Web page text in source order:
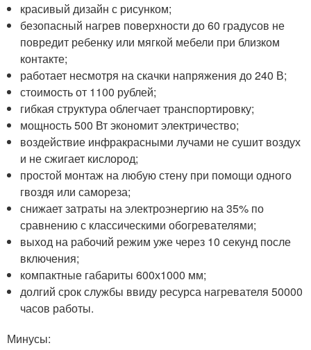
красивый дизайн с рисунком;
безопасный нагрев поверхности до 60 градусов не
повредит ребенку или мягкой мебели при близком
контакте;
работает несмотря на скачки напряжения до 240 В;
стоимость от 1100 рублей;
гибкая структура облегчает транспортировку;
мощность 500 Вт экономит электричество;
воздействие инфракрасными лучами не сушит воздух
и не сжигает кислород;
простой монтаж на любую стену при помощи одного
гвоздя или самореза;
снижает затраты на электроэнергию на 35% по
сравнению с классическими обогревателями;
выход на рабочий режим уже через 10 секунд после
включения;
компактные габариты 600х1000 мм;
долгий срок службы ввиду ресурса нагревателя 50000
часов работы.
Минусы: